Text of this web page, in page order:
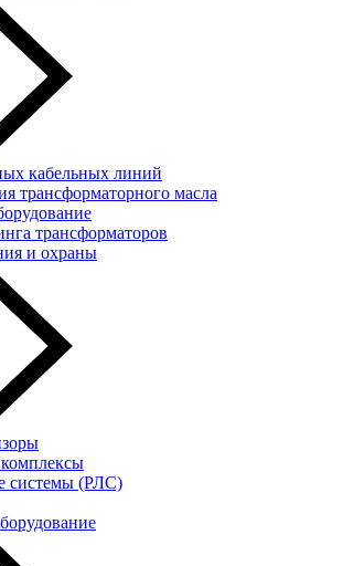
кабельных линий
трансформаторного масла
трансформаторов
и охраны
системы (РЛС)